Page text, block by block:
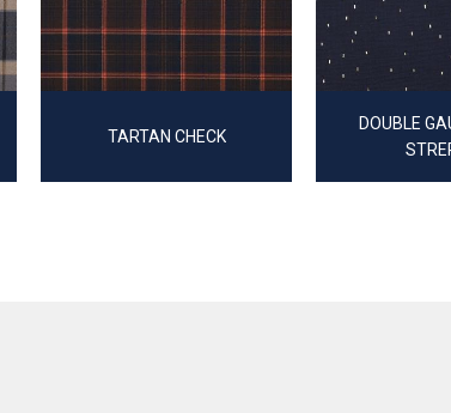
TARTAN CHECK
DOUBLE